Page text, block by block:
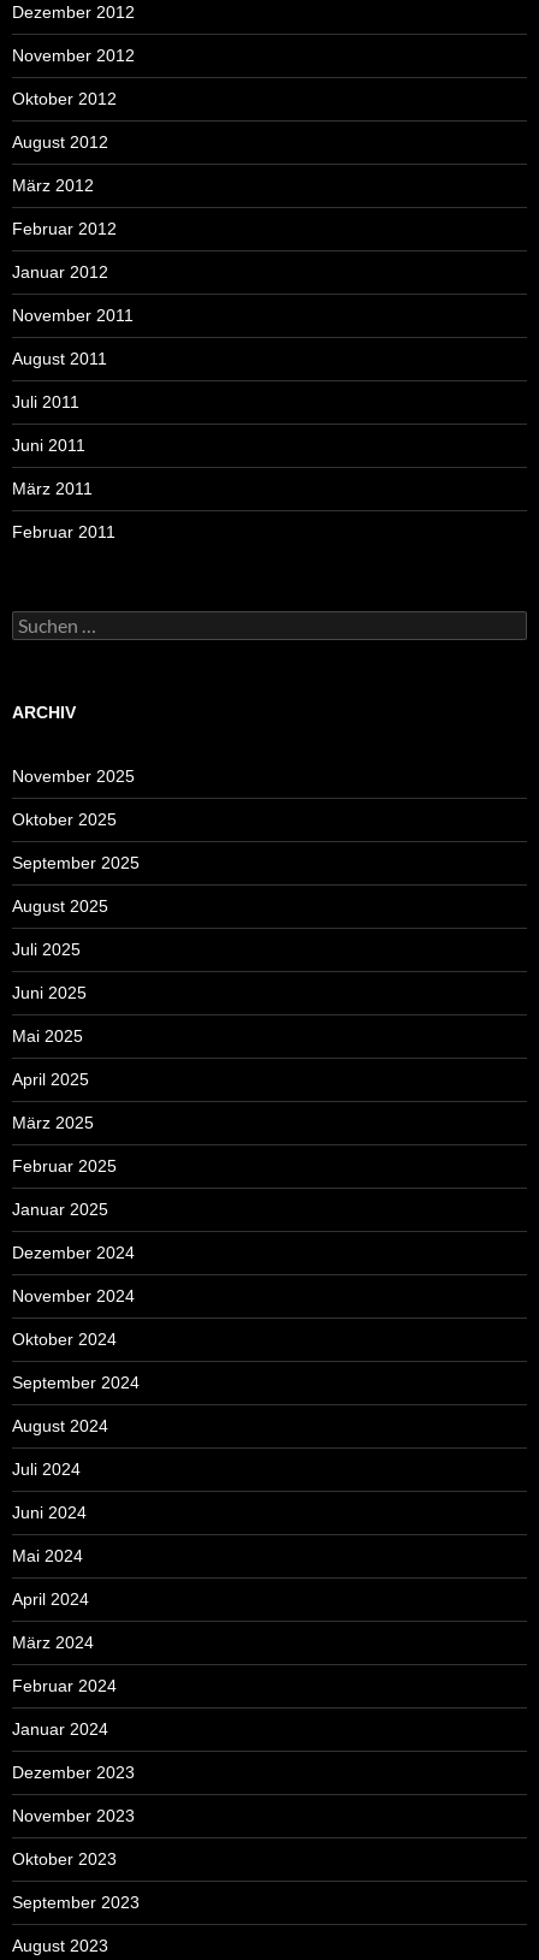
Dezember 2012
November 2012
Oktober 2012
August 2012
März 2012
Februar 2012
Januar 2012
November 2011
August 2011
Juli 2011
Juni 2011
März 2011
Februar 2011
Suchen
nach:
ARCHIV
November 2025
Oktober 2025
September 2025
August 2025
Juli 2025
Juni 2025
Mai 2025
April 2025
März 2025
Februar 2025
Januar 2025
Dezember 2024
November 2024
Oktober 2024
September 2024
August 2024
Juli 2024
Juni 2024
Mai 2024
April 2024
März 2024
Februar 2024
Januar 2024
Dezember 2023
November 2023
Oktober 2023
September 2023
August 2023